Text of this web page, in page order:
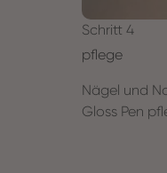
Schritt 4
pflege
Nägel und
Gloss Pen